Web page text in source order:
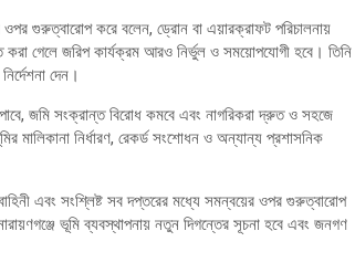
ওপর গুরুত্বারোপ করে বলেন, ড্রোন বা এয়ারক্রাফট পরিচালনায়
করা গেলে জরিপ কার্যক্রম আরও নির্ভুল ও সময়োপযোগী হবে। তিনি
দেন।
পাবে, জমি সংক্রান্ত বিরোধ কমবে এবং নাগরিকরা দ্রুত ও সহজে
মালিকানা নির্ধারণ, রেকর্ড সংশোধন ও অন্যান্য প্রশাসনিক
এবং সংশ্লিষ্ট সব দপ্তরের মধ্যে সমন্বয়ের ওপর গুরুত্বারোপ
ভূমি ব্যবস্থাপনায় নতুন দিগন্তের সূচনা হবে এবং জনগণ